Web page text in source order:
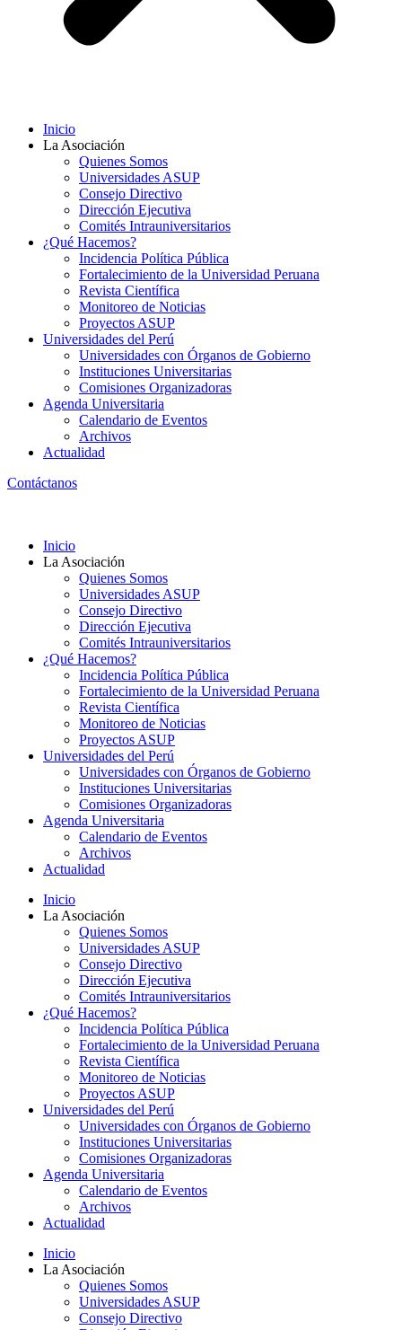
Inicio
La Asociación
Quienes Somos
Universidades ASUP
Consejo Directivo
Dirección Ejecutiva
Comités Intrauniversitarios
¿Qué Hacemos?
Incidencia Política Pública
Fortalecimiento de la Universidad Peruana
Revista Científica
Monitoreo de Noticias
Proyectos ASUP
Universidades del Perú
Universidades con Órganos de Gobierno
Instituciones Universitarias
Comisiones Organizadoras
Agenda Universitaria
Calendario de Eventos
Archivos
Actualidad
Contáctanos
Inicio
La Asociación
Quienes Somos
Universidades ASUP
Consejo Directivo
Dirección Ejecutiva
Comités Intrauniversitarios
¿Qué Hacemos?
Incidencia Política Pública
Fortalecimiento de la Universidad Peruana
Revista Científica
Monitoreo de Noticias
Proyectos ASUP
Universidades del Perú
Universidades con Órganos de Gobierno
Instituciones Universitarias
Comisiones Organizadoras
Agenda Universitaria
Calendario de Eventos
Archivos
Actualidad
Inicio
La Asociación
Quienes Somos
Universidades ASUP
Consejo Directivo
Dirección Ejecutiva
Comités Intrauniversitarios
¿Qué Hacemos?
Incidencia Política Pública
Fortalecimiento de la Universidad Peruana
Revista Científica
Monitoreo de Noticias
Proyectos ASUP
Universidades del Perú
Universidades con Órganos de Gobierno
Instituciones Universitarias
Comisiones Organizadoras
Agenda Universitaria
Calendario de Eventos
Archivos
Actualidad
Inicio
La Asociación
Quienes Somos
Universidades ASUP
Consejo Directivo